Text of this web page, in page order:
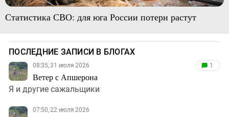
Статистика СВО: для юга России потери растут
ПОСЛЕДНИЕ ЗАПИСИ В БЛОГАХ
08:35, 31 июля 2026
Ветер с Апшерона
1
Я и другие сажальщики
07:50, 22 июля 2026